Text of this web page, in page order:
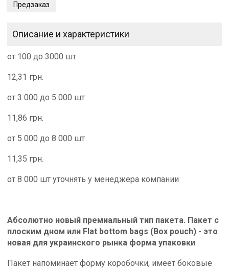
Предзаказ
Описание и характеристики
от 100 до 3000 шт
12,31 грн.
от 3 000 до 5 000 шт
11,86 грн.
от 5 000 до 8 000 шт
11,35 грн.
от 8 000 шт уточнять у менеджера компании
Абсолютно новый премиальный тип пакета. Пакет с
плоским дном или Flat bottom bags (Box pouch) - это
новая для украинского рынка форма упаковки
Пакет напоминает форму коробочки, имеет боковые